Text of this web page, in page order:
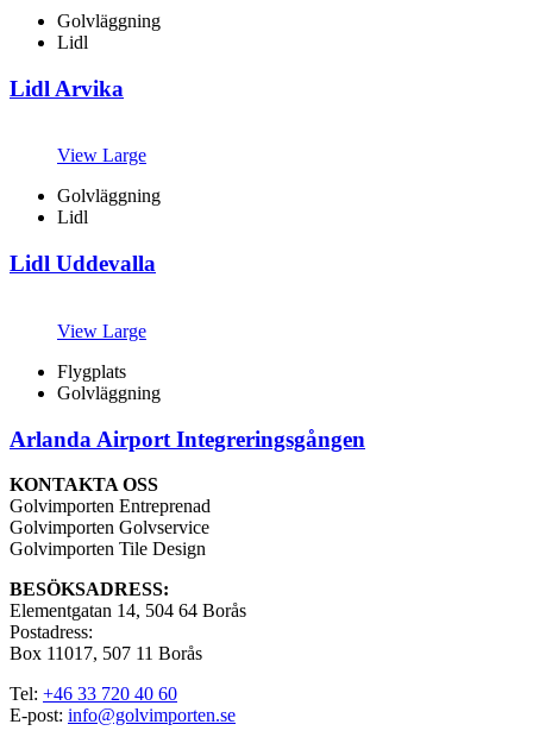
Golvläggning
Lidl
Lidl Arvika
View Large
Golvläggning
Lidl
Lidl Uddevalla
View Large
Flygplats
Golvläggning
Arlanda Airport Integreringsgången
KONTAKTA OSS
Golvimporten Entreprenad
Golvimporten Golvservice
Golvimporten Tile Design
BESÖKSADRESS:
Elementgatan 14, 504 64 Borås
Postadress:
Box 11017, 507 11 Borås
Tel: +46 33 720 40 60
E-post: info@golvimporten.se